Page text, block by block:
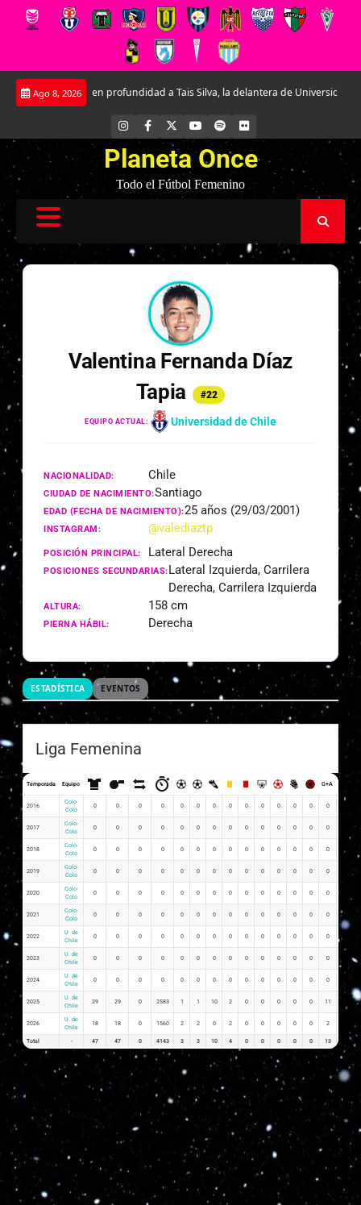
Saltar
Ago 8, 2026
en profundidad a Tais Silva, la delantera de Universidad Católica.
INSTAGRAM
FACEBOOK YOUTUBE
SPOTIFYFLICKR
Planeta Once
Todo el Fútbol Femenino
Valentina Fernanda Díaz
Tapia
#22
EQUIPO ACTUAL: Universidad de Chile
NACIONALIDAD: Chile
CIUDAD DE NACIMIENTO:Santiago
EDAD (FECHA DE NACIMIENTO):25 años (29/03/2001)
INSTAGRAM: @valediaztp
POSICIÓN PRINCIPAL: Lateral Derecha
POSICIONES SECUNDARIAS:Lateral Izquierda, Carrilera
Derecha, Carrilera Izquierda
ALTURA: 158 cm
PIERNA HÁBIL: Derecha
ESTADÍSTICA EVENTOS
Liga Femenina
Temporada Equipo G+A
2016
Colo-
Colo
0 0 0 0 0 0 0 0 0 0 0 0 0 0
2017
Colo-
Colo
0 0 0 0 0 0 0 0 0 0 0 0 0 0
2018
Colo-
Colo
0 0 0 0 0 0 0 0 0 0 0 0 0 0
2019
Colo-
Colo
0 0 0 0 0 0 0 0 0 0 0 0 0 0
2020
Colo-
Colo
0 0 0 0 0 0 0 0 0 0 0 0 0 0
2021
Colo-
Colo
0 0 0 0 0 0 0 0 0 0 0 0 0 0
2022
U. de
Chile
0 0 0 0 0 0 0 0 0 0 0 0 0 0
2023
U. de
Chile
0 0 0 0 0 0 0 0 0 0 0 0 0 0
2024
U. de
Chile
0 0 0 0 0 0 0 0 0 0 0 0 0 0
2025
U. de
Chile
29 29 0 2583 1 1 10 2 0 0 0 0 0 11
2026
U. de
Chile
18 18 0 1560 2 2 0 2 0 0 0 0 0 2
Total - 47 47 0 4143 3 3 10 4 0 0 0 0 0 13 0.14